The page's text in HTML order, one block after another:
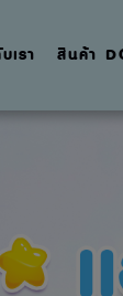
เรา สินค้า